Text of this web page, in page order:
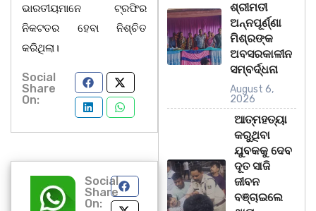
ଭାରତୀୟମାନେ ଟ୍ରଫିର
ନିକଟତର ହେବା ନିଶ୍ଚିତ
କରିଥିଲା।
Social
Share
On:
Social
Share
On:
ଶ୍ରୀମତୀ
ଅନ୍ନପୂର୍ଣ୍ଣା
ମିଶ୍ରଙ୍କ
ଅବସରକାଳୀନ
ସମ୍ବର୍ଦ୍ଧନା
August 6,
2026
ଆତ୍ମହତ୍ୟା
କରୁଥିବା
ଯୁବକକୁ ଦେବ
ଦୂତ ସାଜି
ଜୀବନ
ବଞ୍ଚାଇଲେ